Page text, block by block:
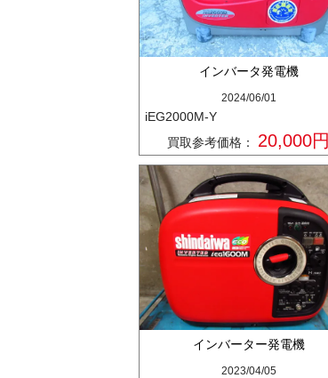
インバータ発電機
2024/06/01
iEG2000M-Y
買取参考価格： 20,000円
インバーター発電機
2023/04/05